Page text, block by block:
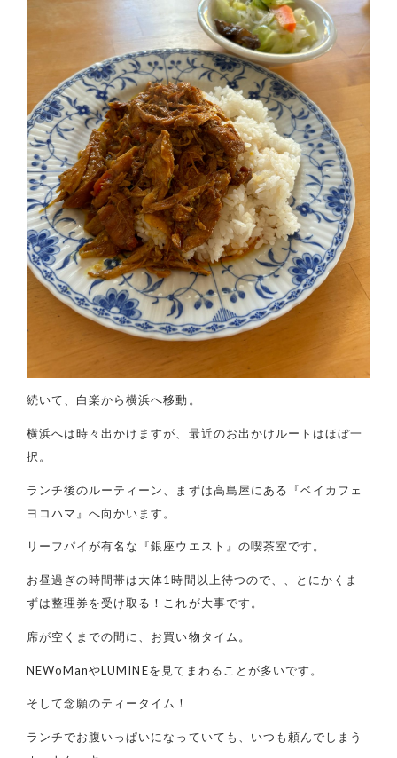
続いて、白楽から横浜へ移動。
横浜へは時々出かけますが、最近のお出かけルートはほぼ一
択。
ランチ後のルーティーン、まずは高島屋にある『ベイカフェ
ヨコハマ』へ向かいます。
リーフパイが有名な『銀座ウエスト』の喫茶室です。
お昼過ぎの時間帯は大体1時間以上待つので、、とにかくま
ずは整理券を受け取る！これが大事です。
席が空くまでの間に、お買い物タイム。
NEWoManやLUMINEを見てまわることが多いです。
そして念願のティータイム！
ランチでお腹いっぱいになっていても、いつも頼んでしまう